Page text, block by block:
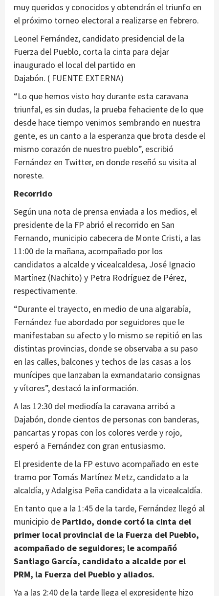
muy queridos y conocidos y obtendrán el triunfo en
el próximo torneo electoral a realizarse en febrero.
Leonel Fernández, candidato presidencial de la
Fuerza del Pueblo, corta la cinta para dejar
inaugurado el local del partido en
Dajabón. ( FUENTE EXTERNA)
“Lo que hemos visto hoy durante esta caravana
triunfal, es sin dudas, la prueba fehaciente de lo que
desde hace tiempo venimos sembrando en nuestra
gente, es un canto a la esperanza que brota desde el
mismo corazón de nuestro pueblo”, escribió
Fernández en Twitter, en donde reseñó su visita al
noreste.
Recorrido
Según una nota de prensa enviada a los medios, el
presidente de la FP abrió el recorrido en San
Fernando, municipio cabecera de Monte Cristi, a las
11:00 de la mañana, acompañado por los
candidatos a alcalde y vicealcaldesa, José Ignacio
Martínez (Nachito) y Petra Rodríguez de Pérez,
respectivamente.
“Durante el trayecto, en medio de una algarabía,
Fernández fue abordado por seguidores que le
manifestaban su afecto y lo mismo se repitió en las
distintas provincias, donde se observaba a su paso
en las calles, balcones y techos de las casas a los
munícipes que lanzaban la exmandatario consignas
y vítores”, destacó la información.
A las 12:30 del mediodía la caravana arribó a
Dajabón, donde cientos de personas con banderas,
pancartas y ropas con los colores verde y rojo,
esperó a Fernández con gran entusiasmo.
El presidente de la FP estuvo acompañado en este
tramo por Tomás Martínez Metz, candidato a la
alcaldía, y Adalgisa Peña candidata a la vicealcaldía.
En tanto que a la 1:45 de la tarde, Fernández llegó al
municipio de Partido, donde cortó la cinta del
primer local provincial de la Fuerza del Pueblo,
acompañado de seguidores; le acompañó
Santiago García, candidato a alcalde por el
PRM, la Fuerza del Pueblo y aliados.
Ya a las 2:40 de la tarde llega el expresidente hizo